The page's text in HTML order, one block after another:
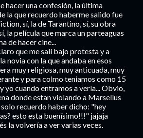
hacer una confesión, la última
la que recuerdo haberme salido fue
sí, la de Tarantino, sí, su obra
la película que marca un parteaguas
de hacer cine...
que me salí bajo protesta y a
novia con la que andaba en esos
muy religiosa, muy anticuada, muy
y para colmo teniamos como 15
yo cuando entramos a verla... Obvio,
donde estan violando a Marsellus
solo recuerdo haber dicho: "hey
esto esta buenísimo!!!" jajaja
la volvería a ver varias veces.